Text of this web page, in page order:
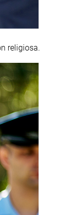
religiosa.